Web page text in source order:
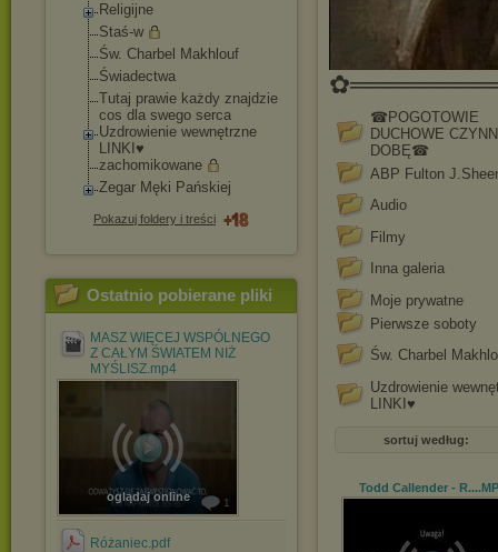
Religijne
Staś-w
Św. Charbel Makhlouf
Świadectwa
Tutaj prawie każdy znajdzie
cos dla swego serca
Uzdrowienie wewnętrzne
LINKI♥
zachomikowane
Zegar Męki Pańskiej
Pokazuj foldery i treści
Ostatnio pobierane pliki
MASZ WIĘCEJ WSPÓLNEGO
Z CAŁYM ŚWIATEM NIŻ
MYŚLISZ.mp4
oglądaj online 1
Różaniec.pdf
☎POGOTOWIE
DUCHOWE
DOBĘ☎
ABP Fulton
Audio
Filmy
Inna galeria
Moje prywatne
Pierwsze soboty
Św. Charbel
Uzdrowienie
LINKI♥
sortuj według:
Todd Callender - R...